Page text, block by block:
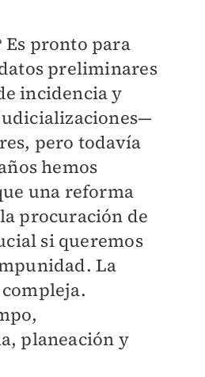
Es pronto para
preliminares
incidencia y
pero todavía
hemos
una reforma
procuración de
si queremos
La
planeación y